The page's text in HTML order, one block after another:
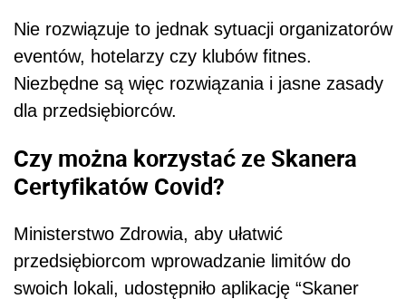
Nie rozwiązuje to jednak sytuacji organizatorów
eventów, hotelarzy czy klubów fitnes.
Niezbędne są więc rozwiązania i jasne zasady
dla przedsiębiorców.
Czy można korzystać ze Skanera
Certyfikatów Covid?
Ministerstwo Zdrowia, aby ułatwić
przedsiębiorcom wprowadzanie limitów do
swoich lokali, udostępniło aplikację “Skaner